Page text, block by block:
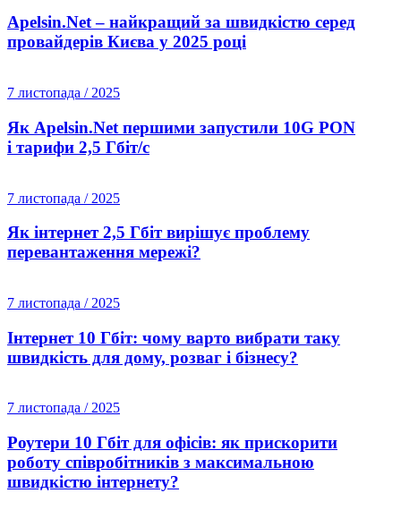
Apelsin.Net – найкращий за швидкістю серед
провайдерів Києва у 2025 році
7 листопада / 2025
Як Apelsin.Net першими запустили 10G PON
і тарифи 2,5 Гбіт/с
7 листопада / 2025
Як інтернет 2,5 Гбіт вирішує проблему
перевантаження мережі?
7 листопада / 2025
Інтернет 10 Гбіт: чому варто вибрати таку
швидкість для дому, розваг і бізнесу?
7 листопада / 2025
Роутери 10 Гбіт для офісів: як прискорити
роботу співробітників з максимальною
швидкістю інтернету?